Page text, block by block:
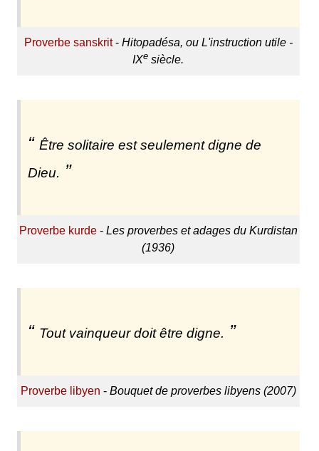
Proverbe sanskrit- Hitopadésa, ou L'instruction utile -
IXe siècle.
Être solitaire est seulement digne de
Dieu.
Proverbe kurde- Les proverbes et adages du Kurdistan
(1936)
Tout vainqueur doit être digne.
Proverbe libyen - Bouquet de proverbes libyens (2007)